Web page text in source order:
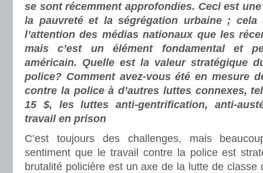
se sont récemment approfondies. Ceci est
la pauvreté et la ségrégation urbaine ; cela
l’attention des médias nationaux que les
mais c’est un élément fondamental et
américain. Quelle est la valeur stratégique
police? Comment avez-vous été en mesure
contre la police à d’autres luttes connexes,
15 $, les luttes anti-gentrification, anti-
travail en prison
C’est toujours des challenges, mais
sentiment que le travail contre la police est
brutalité policière est un axe de la lutte de classe